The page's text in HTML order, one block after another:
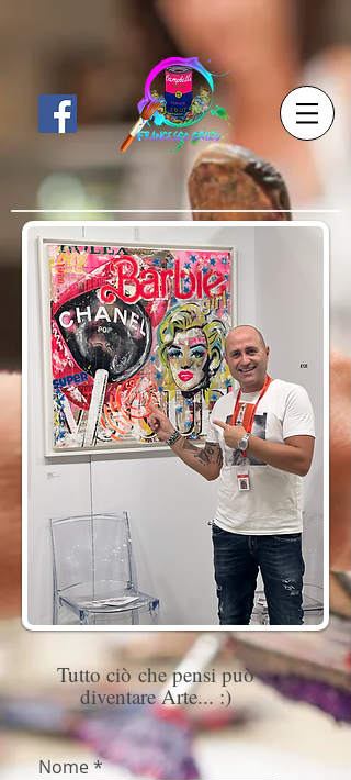
Tutto ciò che pensi può
diventare Arte... :)
Nome